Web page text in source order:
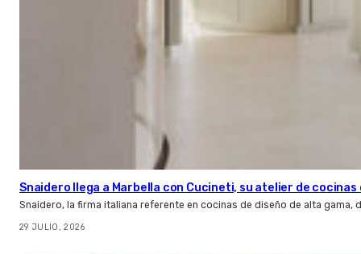
Snaidero llega a Marbella con Cucineti, su atelier de cocinas
Snaidero, la firma italiana referente en cocinas de diseño de alta gama,
29 JULIO, 2026